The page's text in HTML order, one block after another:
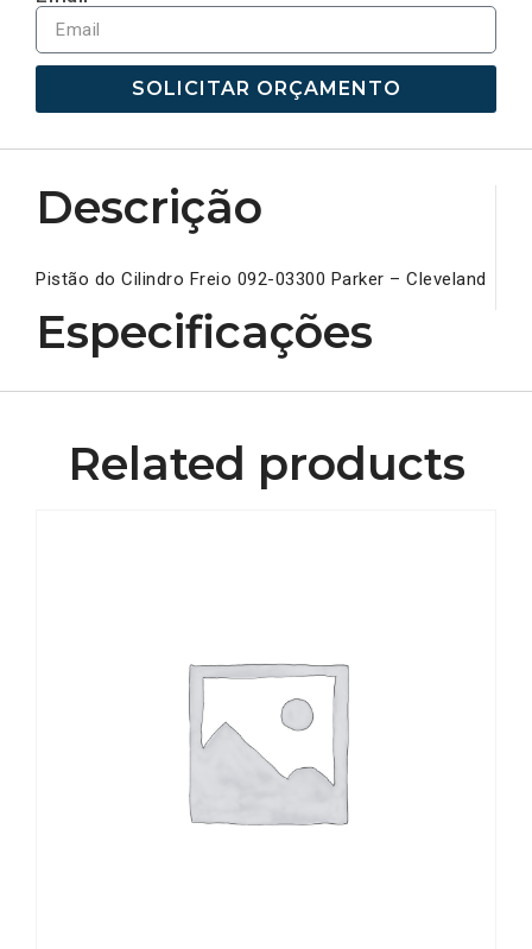
SOLICITAR ORÇAMENTO
Descrição
Pistão do Cilindro Freio 092-03300 Parker – Cleveland
Especificações
Related products